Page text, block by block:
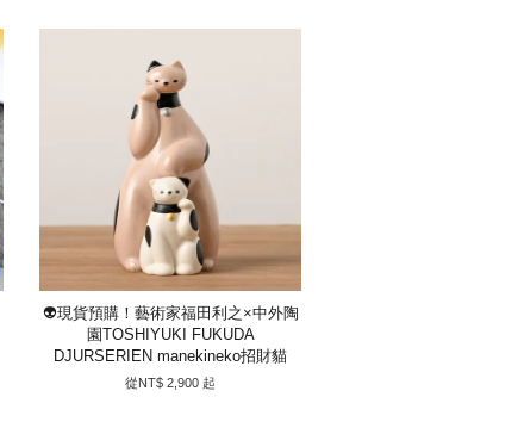
👽現貨預購！藝術家福田利之×中外陶
園TOSHIYUKI FUKUDA
DJURSERIEN manekineko招財貓
從NT$ 2,900 起